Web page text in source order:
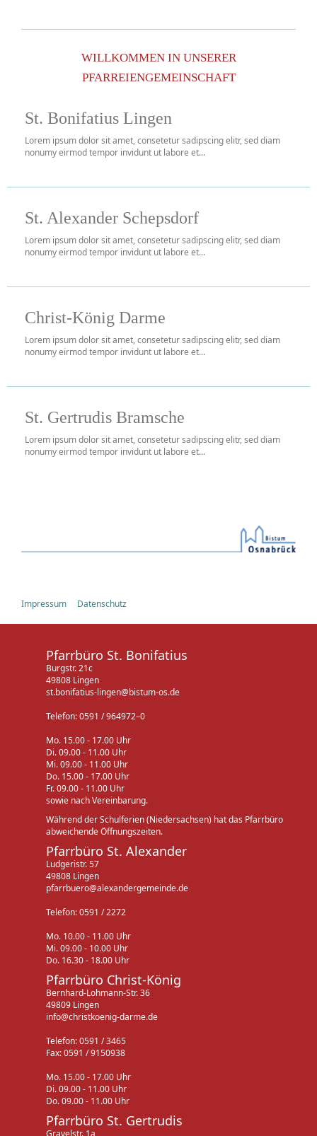
WILLKOMMEN IN UNSERER
PFARREIENGEMEINSCHAFT
St. Bonifatius Lingen
Lorem ipsum dolor sit amet, consetetur sadipscing elitr, sed diam
nonumy eirmod tempor invidunt ut labore et...
St. Alexander Schepsdorf
Lorem ipsum dolor sit amet, consetetur sadipscing elitr, sed diam
nonumy eirmod tempor invidunt ut labore et...
Christ-König Darme
Lorem ipsum dolor sit amet, consetetur sadipscing elitr, sed diam
nonumy eirmod tempor invidunt ut labore et...
St. Gertrudis Bramsche
Lorem ipsum dolor sit amet, consetetur sadipscing elitr, sed diam
nonumy eirmod tempor invidunt ut labore et...
Impressum Datenschutz
Pfarrbüro St. Bonifatius
Burgstr. 21c
49808 Lingen
st.bonifatius-lingen@bistum-os.de
Telefon: 0591 / 964972–0
Mo. 15.00 - 17.00 Uhr
Di. 09.00 - 11.00 Uhr
Mi. 09.00 - 11.00 Uhr
Do. 15.00 - 17.00 Uhr
Fr. 09.00 - 11.00 Uhr
sowie nach Vereinbarung.
Während der Schulferien (Niedersachsen) hat das Pfarrbüro
abweichende Öffnungszeiten.
Pfarrbüro St. Alexander
Ludgeristr. 57
49808 Lingen
pfarrbuero@alexandergemeinde.de
Telefon: 0591 / 2272
Mo. 10.00 - 11.00 Uhr
Mi. 09.00 - 10.00 Uhr
Do. 16.30 - 18.00 Uhr
Pfarrbüro Christ-König
Bernhard-Lohmann-Str. 36
49809 Lingen
info@christkoenig-darme.de
Telefon: 0591 / 3465
Fax: 0591 / 9150938
Mo. 15.00 - 17.00 Uhr
Di. 09.00 - 11.00 Uhr
Do. 09.00 - 11.00 Uhr
Pfarrbüro St. Gertrudis